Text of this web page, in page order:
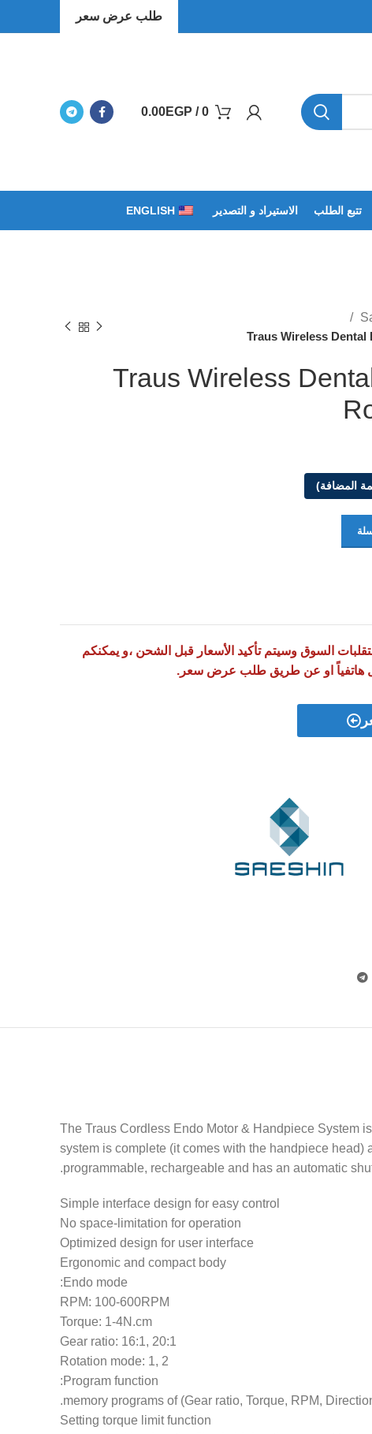
طلب عرض سعر
0
/
0.00EGP
تتبع الطلب الاستيراد و التصدير ENGLISH
Traus Wireless
Traus Wireless
المضافة)
لتقلبات السوق وسيتم تأكيد الأسعار قبل الشحن ،و يمكنكم
هاتفياً او عن طريق طلب عرض سعر.
The Traus Cordless Endo Motor & Handpiece System
system is complete (it comes with the handpiece
programmable, rechargeable and has an automatic
Simple interface design for easy control
No space-limitation for operation
Optimized design for user interface
Ergonomic and compact body
Endo mode:
RPM: 100-600RPM
Torque: 1-4N.cm
Gear ratio: 16:1, 20:1
Rotation mode: 1, 2
Program function:
Setting torque limit function